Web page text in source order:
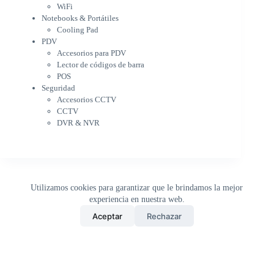
Utilizamos cookies para garantizar que le brindamos la mejor
experiencia en nuestra web.
Aceptar Rechazar
PDV
Accesorios para PDV
Lector de códigos de barra
POS
Seguridad
Accesorios CCTV
CCTV
DVR & NVR
Sin categorizar
WiFi
Notebooks & Portátiles
Cooling Pad
PDV
Accesorios para PDV
Lector de códigos de barra
POS
Seguridad
Accesorios CCTV
CCTV
DVR & NVR